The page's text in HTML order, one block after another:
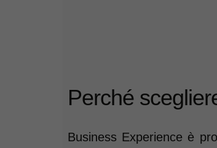
Perché
Business Experience è